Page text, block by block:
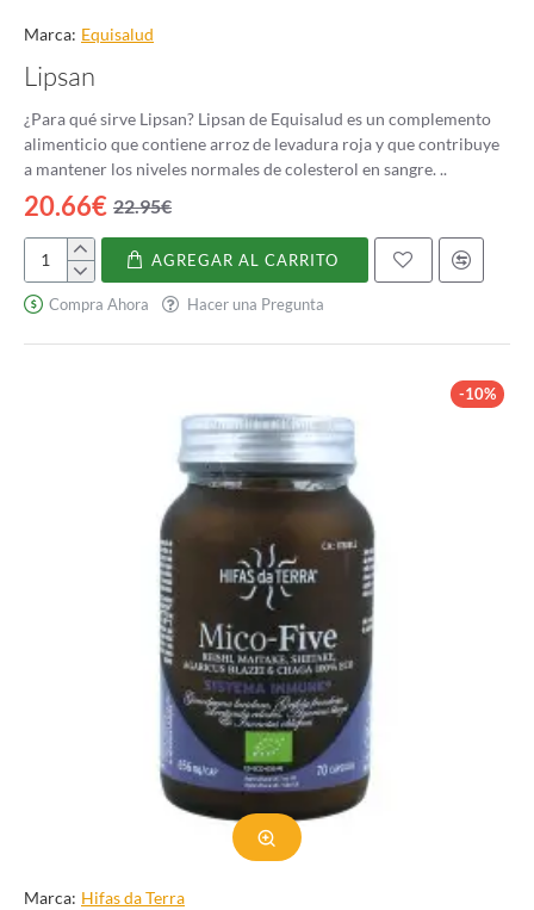
Marca: Equisalud
Lipsan
¿Para qué sirve Lipsan? Lipsan de Equisalud es un complemento
alimenticio que contiene arroz de levadura roja y que contribuye
a mantener los niveles normales de colesterol en sangre. ..
20.66€ 22.95€
Lipsan
AGREGAR AL CARRITO
Compra Ahora Hacer una Pregunta
-10%
Marca: Hifas da Terra